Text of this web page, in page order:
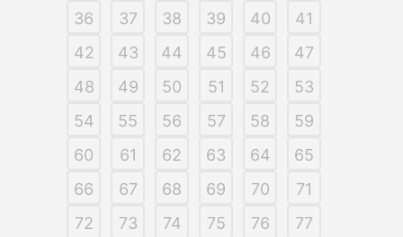
36 37 38 39 40
41
42
43 44 45 46
47
48
49 50 51 52
53
54
55 56 57 58
59
60
61 62 63 64
65
66
67 68 69 70
71
72
73 74 75 76
77